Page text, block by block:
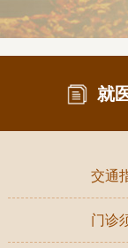
交通
交通
门诊
就